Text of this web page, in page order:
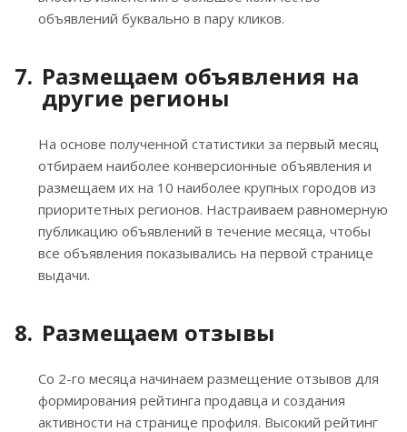
объявлений буквально в пару кликов.
Размещаем объявления на
другие регионы
На основе полученной статистики за первый месяц
отбираем наиболее конверсионные объявления и
размещаем их на 10 наиболее крупных городов из
приоритетных регионов. Настраиваем равномерную
публикацию объявлений в течение месяца, чтобы
все объявления показывались на первой странице
выдачи.
Размещаем отзывы
Со 2-го месяца начинаем размещение отзывов для
формирования рейтинга продавца и создания
активности на странице профиля. Высокий рейтинг